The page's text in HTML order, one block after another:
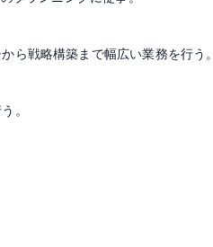
ら戦略構築まで幅広い業務を行う。
。